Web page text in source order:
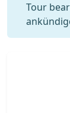
Tour